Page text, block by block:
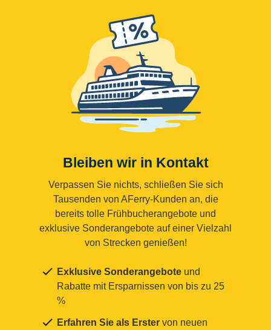
Bleiben wir in Kontakt
Verpassen Sie nichts, schließen Sie sich
Tausenden von AFerry-Kunden an, die
bereits tolle Frühbucherangebote und
exklusive Sonderangebote auf einer Vielzahl
von Strecken genießen!
Exklusive Sonderangebote und
Rabatte mit Ersparnissen von bis zu 25
%
Erfahren Sie als Erster von neuen